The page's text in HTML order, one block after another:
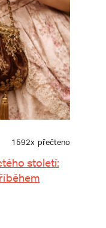
1592x přečteno
století: